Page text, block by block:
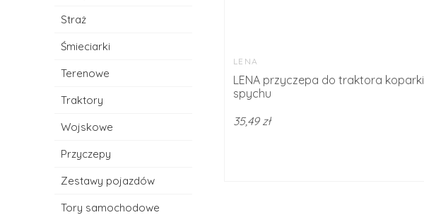
Straż
Śmieciarki
Terenowe
Traktory
Wojskowe
Przyczepy
Zestawy pojazdów
Tory samochodowe
LENA
LENA przyczepa do traktora koparki
spychu
35,49 zł